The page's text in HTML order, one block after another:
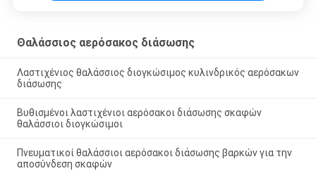
Θαλάσσιος αερόσακος διάσωσης
Λαστιχένιος θαλάσσιος διογκώσιμος κυλινδρικός αερόσακων
διάσωσης
Βυθισμένοι λαστιχένιοι αερόσακοι διάσωσης σκαφών
θαλάσσιοι διογκώσιμοι
Πνευματικοί θαλάσσιοι αερόσακοι διάσωσης βαρκών για την
αποσύνδεση σκαφών